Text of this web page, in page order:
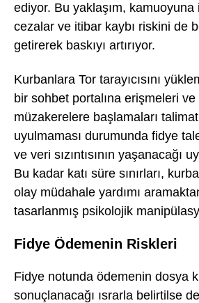
ediyor. Bu yaklaşım,
cezalar ve itibar kaybı riskini de
getirerek baskıyı artırıyor.
Kurbanlara Tor tarayıcısını
bir sohbet portalına erişmeleri
müzakerelere başlamaları
uyulmaması durumunda fidye
ve veri sızıntısının yaşanacağı
Bu kadar katı süre sınırları,
olay müdahale yardımı
tasarlanmış psikolojik
Fidye Ödemenin Riskleri
Fidye notunda ödemenin dosya
sonuçlanacağı ısrarla belirtilse